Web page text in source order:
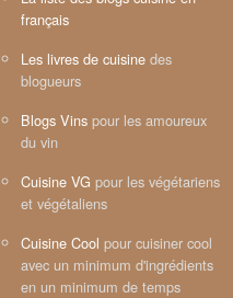
français
Les livres de cuisine des
blogueurs
Blogs Vins pour les amoureux
du vin
Cuisine VG pour les végétariens
et végétaliens
Cuisine Cool pour cuisiner cool
avec un minimum d'ingrédients
en un minimum de temps